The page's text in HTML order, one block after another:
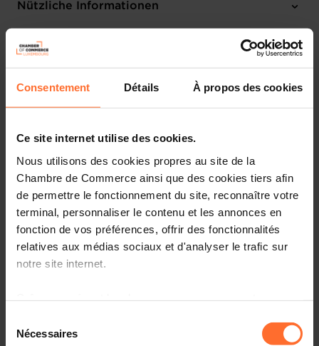
Consentement Détails À propos des cookies
Ce site internet utilise des cookies.
Nous utilisons des cookies propres au site de la
Chambre de Commerce ainsi que des cookies tiers afin
de permettre le fonctionnement du site, reconnaître votre
terminal, personnaliser le contenu et les annonces en
fonction de vos préférences, offrir des fonctionnalités
relatives aux médias sociaux et d'analyser le trafic sur
notre site internet.
à l’exception des cookies strictement nécessaires au
Nécessaires
Nützliche Informationen
Montag 29 Sep 2025 > Freitag 3 Okt 2025
Sydney (AU)
Englisch
Congress (IAC) can be found here soon.